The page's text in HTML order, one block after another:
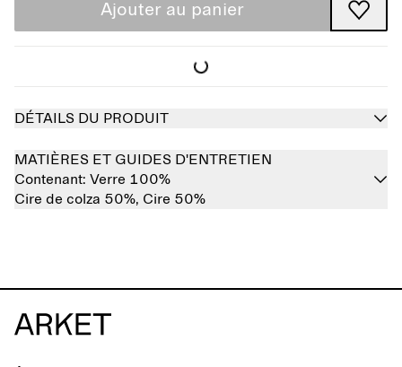
Ajouter au panier
DÉTAILS DU PRODUIT
MATIÈRES ET GUIDES D'ENTRETIEN
Contenant: Verre 100%
Cire de colza 50%, Cire 50%